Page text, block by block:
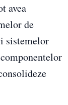
avea
de
sistemelor